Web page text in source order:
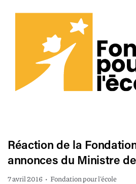
Réaction de la
annonces du Ministre
7 avril 2016 • Fondation pour l'école